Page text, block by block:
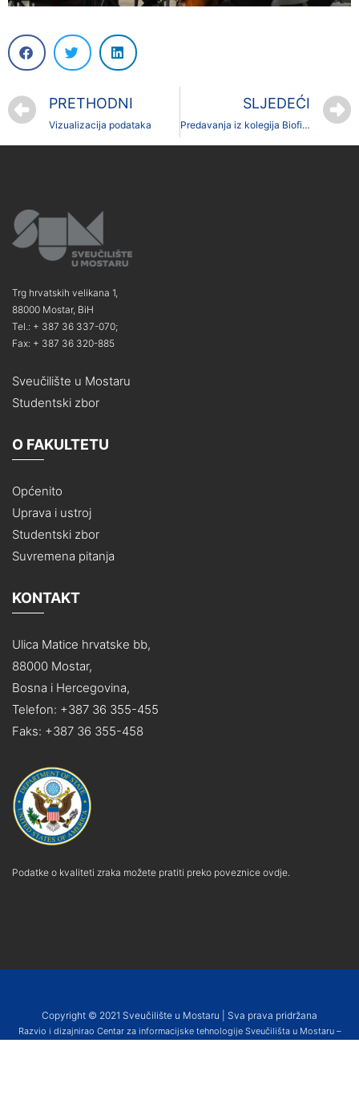
PRETHODNI
Vizualizacija podataka
SLJEDEĆI
Predavanja iz kolegija Biofizika
Trg hrvatskih velikana 1,
88000 Mostar, BiH
Tel.: + 387 36 337-070;
Fax: + 387 36 320-885
Sveučilište u Mostaru
Studentski zbor
O FAKULTETU
Općenito
Uprava i ustroj
Studentski zbor
Suvremena pitanja
KONTAKT
Ulica Matice hrvatske bb,
88000 Mostar,
Bosna i Hercegovina,
Telefon: +387 36 355-455
Faks: +387 36 355-458
Podatke o kvaliteti zraka možete pratiti preko poveznice ovdje.
Copyright © 2021 Sveučilište u Mostaru | Sva prava pridržana
Razvio i dizajnirao Centar za informacijske tehnologije Sveučilišta u Mostaru –